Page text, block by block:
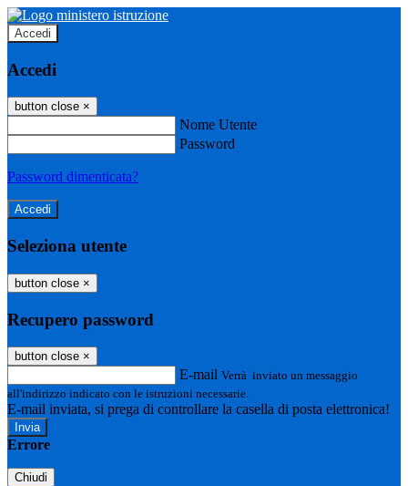
Accedi
Accedi
button close ×
Nome Utente
Password
Password dimenticata?
Seleziona utente
button close ×
Recupero password
button close ×
E-mail Verrà inviato un messaggio
all'indirizzo indicato con le istruzioni necessarie.
E-mail inviata, si prega di controllare la casella di posta elettronica!
Errore
Chiudi